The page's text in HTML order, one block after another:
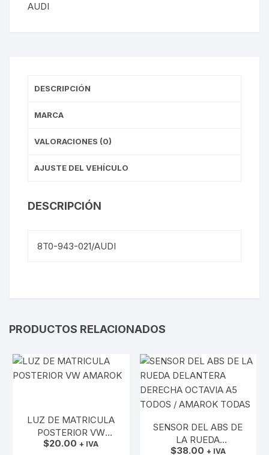
AUDI
DESCRIPCIÓN
MARCA
VALORACIONES (0)
AJUSTE DEL VEHÍCULO
DESCRIPCIÓN
8T0-943-021/AUDI
PRODUCTOS RELACIONADOS
LUZ DE MATRICULA
POSTERIOR VW
AMAROK
$20.00 + IVA
SENSOR DEL ABS DE
LA RUEDA
DELANTERA DERECHA
$38.00 + IVA